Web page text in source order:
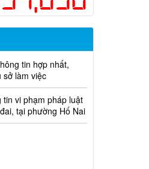
dân trên địa bàn
tin hợp nhất,
sở làm việc
vi phạm pháp luật
tại phường Hố Nai